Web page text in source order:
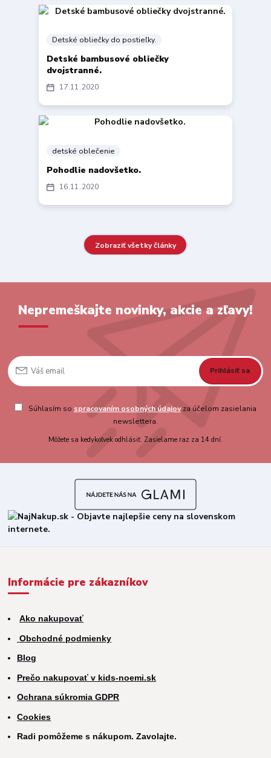
17 11 2020
Detské obliečky do postieľky.
Detské bambusové obliečky
dvojstranné.
16 11 2020
detské oblečenie
Pohodlie nadovšetko.
Zobraziť všetky články
Nepremeškajte novinky, akcie a zľavy!
Prihlásiť sa
Súhlasím so spracovaním osobných údajovza účelom zasielania
newslettera.
Môžete sa kedykoľvek odhlásiť. Zasielame raz za 14 dní.
Informácie pre zákazníkov
Ako nakupovať
Obchodné podmienky
Blog
Prečo nakupovať v kids-noemi.sk
Ochrana súkromia GDPR
Cookies
Radi pomôžeme s nákupom. Zavolajte.